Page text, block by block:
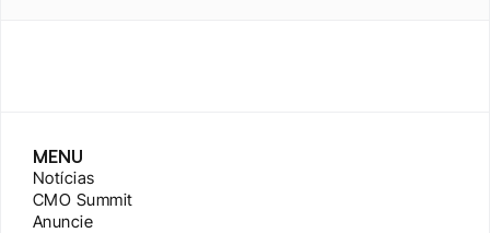
MENU
Notícias
CMO Summit
Anuncie